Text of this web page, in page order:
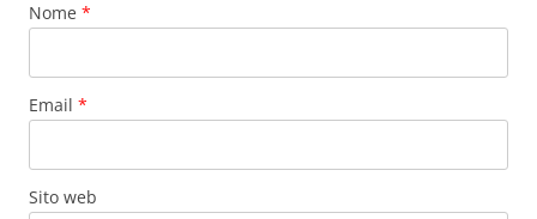
Nome *
Email *
Sito web